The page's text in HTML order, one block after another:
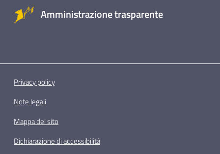
Amministrazione trasparente
Privacy policy
Note legali
Mappa del sito
Dichiarazione di accessibilità